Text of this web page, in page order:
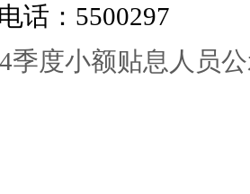
：5500297
季度小额贴息人员